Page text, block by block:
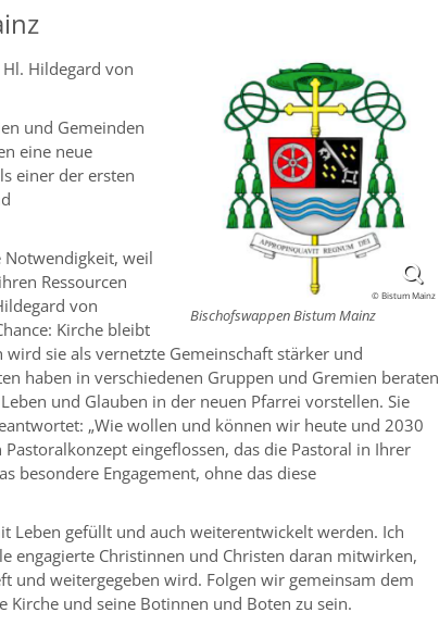
© Bistum Mainz
Bischofswappen Bistum Mainz
Hildegard von
und Gemeinden
eine neue
einer der ersten
Notwendigkeit, weil
Ressourcen
von
Kirche bleibt
sie als vernetzte Gemeinschaft stärker und
haben in verschiedenen Gruppen und Gremien beraten
und Glauben in der neuen Pfarrei vorstellen. Sie
„Wie wollen und können wir heute und 2030
eingeflossen, das die Pastoral in Ihrer
besondere Engagement, ohne das diese
Leben gefüllt und auch weiterentwickelt werden. Ich
engagierte Christinnen und Christen daran mitwirken,
und weitergegeben wird. Folgen wir gemeinsam dem
Kirche und seine Botinnen und Boten zu sein.